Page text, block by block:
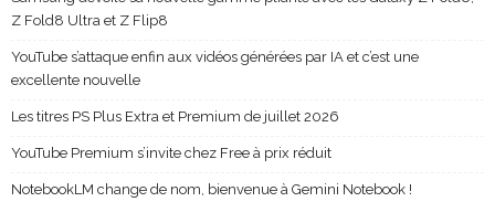
Z Fold8 Ultra et Z Flip8
YouTube s’attaque enfin aux vidéos générées par IA et c’est une
excellente nouvelle
Les titres PS Plus Extra et Premium de juillet 2026
YouTube Premium s’invite chez Free à prix réduit
NotebookLM change de nom, bienvenue à Gemini Notebook !